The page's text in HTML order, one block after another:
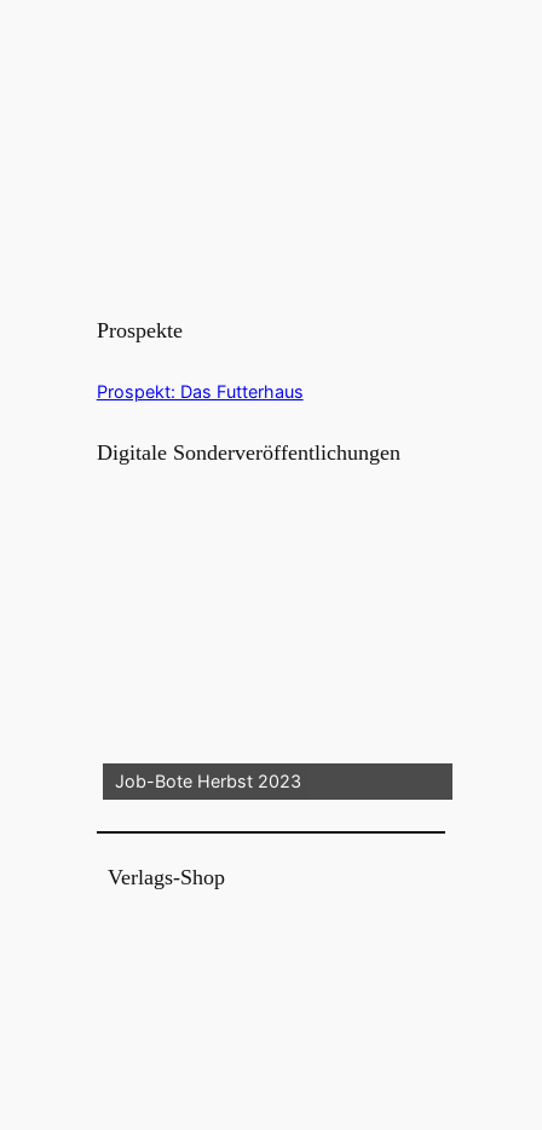
Prospekte
Prospekt: Das Futterhaus
Digitale Sonderveröffentlichungen
Job-Bote Herbst 2023
Verlags-Shop